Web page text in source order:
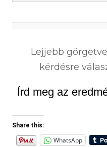
Lejjebb
kérdésre
Írd meg az
Share this:
WhatsApp